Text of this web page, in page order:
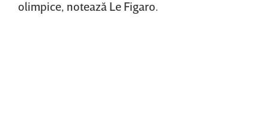
olimpice, notează Le Figaro.